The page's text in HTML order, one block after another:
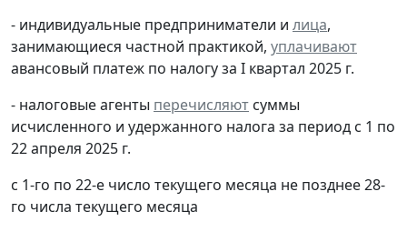
- индивидуальные предприниматели и лица,
занимающиеся частной практикой, уплачивают
авансовый платеж по налогу за I квартал 2025 г.
- налоговые агенты перечисляют суммы
исчисленного и удержанного налога за период с 1 по
22 апреля 2025 г.
с 1-го по 22-е число текущего месяца не позднее 28-
го числа текущего месяца